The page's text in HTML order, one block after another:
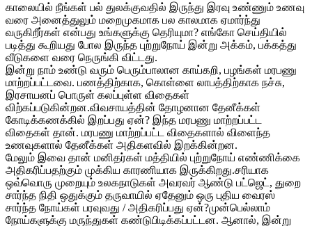
காலையில் நீங்கள் பல் துலக்குவதில் இருந்து இரவு உண்ணும் உணவு
வரை அனைத்துலும் மறைமுகமாக பல காலமாக ஏமார்ந்து
வருகிறீர்கள் என்பது உங்களுக்கு தெரியுமா? எங்கோ செய்தியில்
படித்து கூறியது போல இருந்த புற்றுநோய் இன்று அக்கம், பக்கத்து
வீடுகளை வரை நெருங்கி விட்டது.
இன்று நாம் உண்டு வரும் பெரும்பாலான காய்கறி, பழங்கள் மரபணு
மாற்றப்பட்டவை. பணத்திற்காக, கொள்ளை லாபத்திற்காக நச்சு,
இரசாயனப் பொருள் கலப்புள்ள விதைகள்
விற்கப்படுகின்றன.விவசாயத்தின் தோழனான தேனீக்கள்
கோடிக்கணக்கில் இறப்பது ஏன்? இந்த மரபணு மாற்றப்பட்ட
விதைகள் தான். மரபணு மாற்றப்பட்ட விதைகளால் விளைந்த
உணவுகளால் தேனீக்கள் அதிகளவில் இறக்கின்றன.
மேலும் இவை தான் மனிதர்கள் மத்தியில் புற்றுநோய் எண்ணிக்கை
அதிகரிப்பதற்கும் முக்கிய காரணியாக இருக்கிறது.சரியாக
ஒவ்வொரு முறையும் உலகநாடுகள் அவரவர் ஆண்டு பட்ஜெட், துறை
சார்ந்த நிதி ஒதுக்கும் தருவாயில் ஏதேனும் ஒரு புதிய வைரஸ்
சார்ந்த நோய்கள் பரவுவது / அதிகரிப்பது ஏன்?முன்பெல்லாம்
நோய்களுக்கு மருந்துகள் கண்டுபிடிக்கப்பட்டன. ஆனால், இன்று